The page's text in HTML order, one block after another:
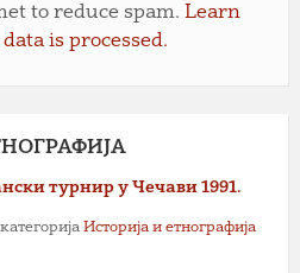
to reduce spam. Learn
is processed.
турнир у Чечави 1991.
категорија Историја и етнографија